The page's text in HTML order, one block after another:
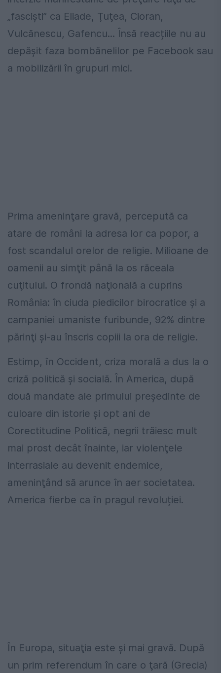
„fasciști” ca Eliade, Ţuţea, Cioran,
Vulcănescu, Gafencu... Însă reacțiile nu au
depășit faza bombănelilor pe Facebook sau
a mobilizării în grupuri mici.
Prima ameninţare gravă, percepută ca
atare de români la adresa lor ca popor, a
fost scandalul orelor de religie. Milioane de
oamenii au simţit până la os răceala
cuţitului. O frondă naţională a cuprins
România: în ciuda piedicilor birocratice și a
campaniei umaniste furibunde, 92% dintre
părinţi şi-au înscris copiii la ora de religie.
Estimp, în Occident, criza morală a dus la o
criză politică şi socială. În America, după
două mandate ale primului preşedinte de
culoare din istorie şi opt ani de
Corectitudine Politică, negrii trăiesc mult
mai prost decât înainte, iar violenţele
interrasiale au devenit endemice,
ameninţând să arunce în aer societatea.
America fierbe ca în pragul revoluției.
În Europa, situaţia este şi mai gravă. După
un prim referendum în care o ţară (Grecia)